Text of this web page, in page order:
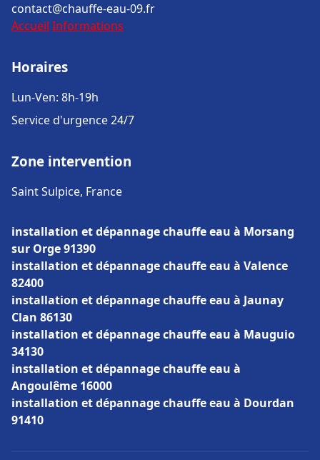
contact@chauffe-eau-09.fr
Accueil Informations
Horaires
Lun-Ven: 8h-19h
Service d'urgence 24/7
Zone intervention
Saint Sulpice, France
installation et dépannage chauffe eau à Morsang
sur Orge 91390
installation et dépannage chauffe eau à Valence
82400
installation et dépannage chauffe eau à Jaunay
Clan 86130
installation et dépannage chauffe eau à Mauguio
34130
installation et dépannage chauffe eau à
Angoulême 16000
installation et dépannage chauffe eau à Dourdan
91410